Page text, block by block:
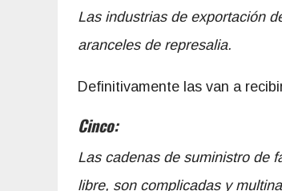
Las industrias de exportación
aranceles de represalia.
Definitivamente las van a
Cinco:
Las cadenas de suministro de
libre, son complicadas y